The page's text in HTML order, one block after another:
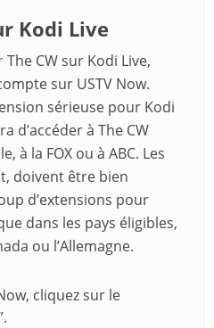
Kodi Live
The CW sur Kodi Live,
sur USTV Now.
sérieuse pour Kodi
d’accéder à The CW
à la FOX ou à ABC. Les
doivent être bien
d’extensions pour
dans les pays éligibles,
ou l’Allemagne.
cliquez sur le